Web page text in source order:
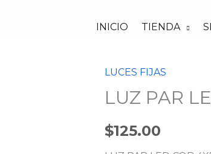
INICIO TIENDA
LUCES FIJAS
LUZ PAR
$125.00
LUZ
PAR
COB